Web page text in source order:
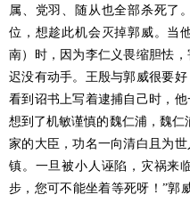
属、党羽、随从也全部杀死了
位，想趁此机会灭掉郭威。当
南）时，因为李仁义畏缩胆怯
迟没有动手。王殷与郭威很要
看到诏书上写着逮捕自己时，
想到了机敏谨慎的魏仁浦，魏仁
家的大臣，功名一向清白且为
镇。一旦被小人诬陷，灾祸来
步，您可不能坐着等死呀！”郭